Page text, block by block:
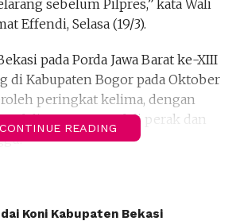
sebelum Pilpres,” kata Wali
Effendi, Selasa (19/3).
pada Porda Jawa Barat ke-XIII
di Kabupaten Bogor pada Oktober
peringkat kelima, dengan
emas, 52 medali perak dan
se-Jawa Barat itu digelar,
bonus berupa uang tunai.
dijanjikan Rp 100 juta, kemudian
CONTINUE READING
Koni Kabupaten Bekasi